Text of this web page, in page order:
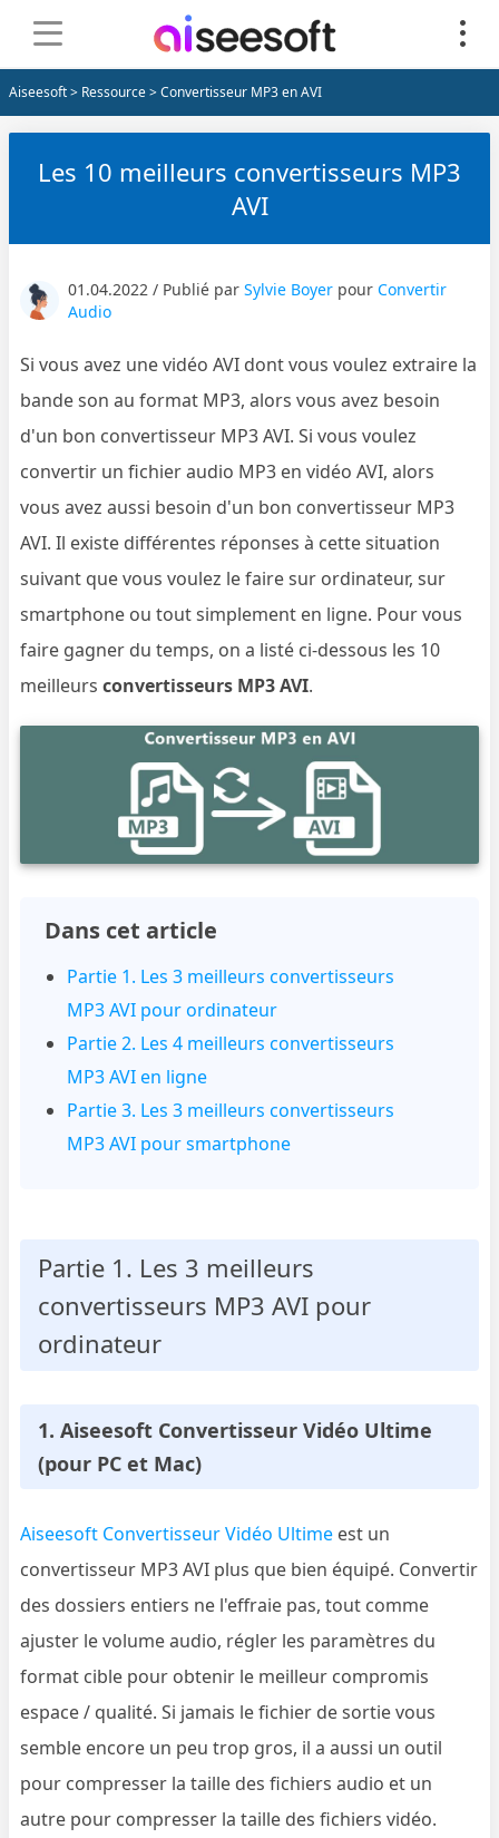
Aiseesoft> Ressource> Convertisseur MP3 en AVI
Les 10 meilleurs convertisseurs MP3
AVI
01.04.2022 / Publié parSylvie Boyer pourConvertir
Audio
Si vous avez une vidéo AVI dont vous voulez extraire la
bande son au format MP3, alors vous avez besoin
d'un bon convertisseur MP3 AVI. Si vous voulez
convertir un fichier audio MP3 en vidéo AVI, alors
vous avez aussi besoin d'un bon convertisseur MP3
AVI. Il existe différentes réponses à cette situation
suivant que vous voulez le faire sur ordinateur, sur
smartphone ou tout simplement en ligne. Pour vous
faire gagner du temps, on a listé ci-dessous les 10
meilleursconvertisseurs MP3 AVI.
Dans cet article
Partie 1. Les 3 meilleurs convertisseurs
MP3 AVI pour ordinateur
Partie 2. Les 4 meilleurs convertisseurs
MP3 AVI en ligne
Partie 3. Les 3 meilleurs convertisseurs
MP3 AVI pour smartphone
Partie 1. Les 3 meilleurs
convertisseurs MP3 AVI pour
ordinateur
1. Aiseesoft Convertisseur Vidéo Ultime
(pour PC et Mac)
Aiseesoft Convertisseur Vidéo Ultime est un
convertisseur MP3 AVI plus que bien équipé. Convertir
des dossiers entiers ne l'effraie pas, tout comme
ajuster le volume audio, régler les paramètres du
format cible pour obtenir le meilleur compromis
espace / qualité. Si jamais le fichier de sortie vous
semble encore un peu trop gros, il a aussi un outil
pour compresser la taille des fichiers audio et un
autre pour compresser la taille des fichiers vidéo.